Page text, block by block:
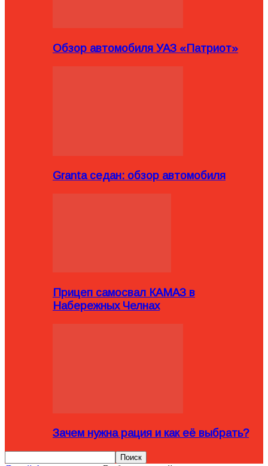
Обзор автомобиля УАЗ «Патриот»
Granta седан: обзор автомобиля
Прицеп самосвал КАМАЗ в
Набережных Челнах
Зачем нужна рация и как её выбрать?